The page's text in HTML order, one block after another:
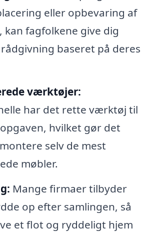
eller opbevaring af
kan fagfolkene give dig
baseret på deres
værktøjer:
har det rette værktøj til
hvilket gør det
selv de mest
møbler.
Mange firmaer tilbyder
op efter samlingen, så
et flot og ryddeligt hjem